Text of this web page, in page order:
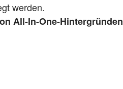
werden.
All-In-One-Hintergründen